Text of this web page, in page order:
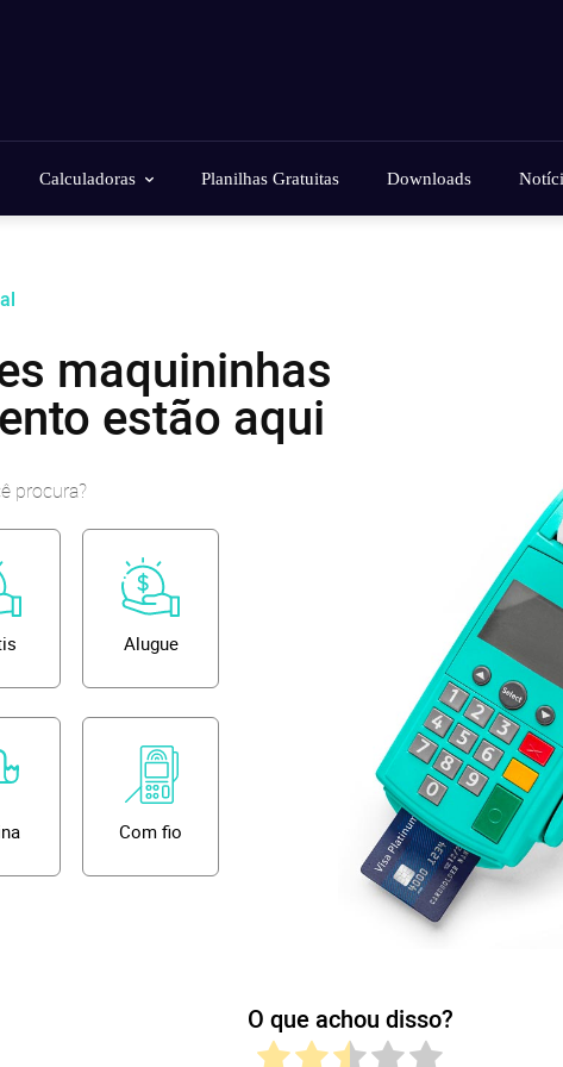
Calculadoras Planilhas Gratuitas Downloads
maquininhas
estão aqui
procura?
Alugue
Com fio
O que achou disso?